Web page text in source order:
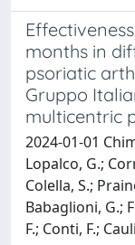
months in
psoriatic
Gruppo
multicentric
2024-01-01
Lopalco, G.;
Colella, S.;
Babaglioni, G.;
F.; Conti, F.;